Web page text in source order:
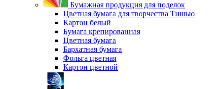
Бумажная продукция для поделок
Цветная бумага для творчества Тишью
Картон белый
Бумага крепированная
Цветная бумага
Бархатная бумага
Фольга цветная
Картон цветной